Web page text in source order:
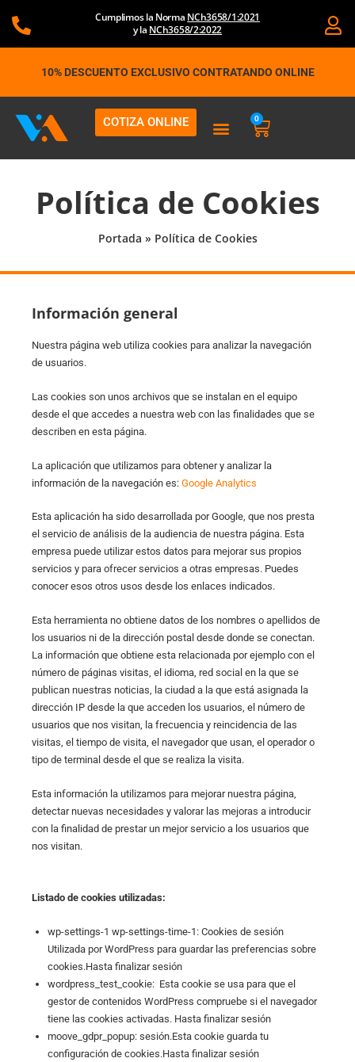
Cumplimos la Norma NCh3658/1:2021
y la NCh3658/2:2022
10% DESCUENTO EXCLUSIVO CONTRATANDO ONLINE
COTIZA ONLINE 0
Carrito
Política de Cookies
Portada » Política de Cookies
Información general
Nuestra página web utiliza cookies para analizar la navegación
de usuarios.
Las cookies son unos archivos que se instalan en el equipo
desde el que accedes a nuestra web con las finalidades que se
describen en esta página.
La aplicación que utilizamos para obtener y analizar la
información de la navegación es: Google Analytics
Esta aplicación ha sido desarrollada por Google, que nos presta
el servicio de análisis de la audiencia de nuestra página. Esta
empresa puede utilizar estos datos para mejorar sus propios
servicios y para ofrecer servicios a otras empresas. Puedes
conocer esos otros usos desde los enlaces indicados.
Esta herramienta no obtiene datos de los nombres o apellidos de
los usuarios ni de la dirección postal desde donde se conectan.
La información que obtiene esta relacionada por ejemplo con el
número de páginas visitas, el idioma, red social en la que se
publican nuestras noticias, la ciudad a la que está asignada la
dirección IP desde la que acceden los usuarios, el número de
usuarios que nos visitan, la frecuencia y reincidencia de las
visitas, el tiempo de visita, el navegador que usan, el operador o
tipo de terminal desde el que se realiza la visita.
Esta información la utilizamos para mejorar nuestra página,
detectar nuevas necesidades y valorar las mejoras a introducir
con la finalidad de prestar un mejor servicio a los usuarios que
nos visitan.
Listado de cookies utilizadas:
wp-settings-1 wp-settings-time-1: Cookies de sesión
Utilizada por WordPress para guardar las preferencias sobre
cookies.Hasta finalizar sesión
wordpress_test_cookie: Esta cookie se usa para que el
gestor de contenidos WordPress compruebe si el navegador
tiene las cookies activadas. Hasta finalizar sesión
moove_gdpr_popup: sesión.Esta cookie guarda tu
configuración de cookies.Hasta finalizar sesión